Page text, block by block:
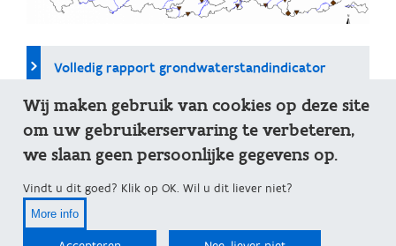
Volledig rapport grondwaterstandindicator
Op kaart
Meer over de grondwaterstandindicator
Wij maken gebruik van cookies op deze site
om uw gebruikerservaring te verbeteren,
we slaan geen persoonlijke gegevens op.
Vindt u dit goed? Klik op OK. Wil u dit liever niet?
More info